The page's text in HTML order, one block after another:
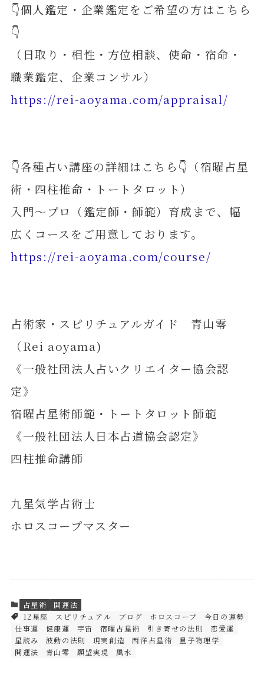
👇個人鑑定・企業鑑定をご希望の方はこちら
👇
（日取り・相性・方位相談、使命・宿命・
職業鑑定、企業コンサル）
https://rei-aoyama.com/appraisal/
👇各種占い講座の詳細はこちら👇（宿曜占星
術・四柱推命・トートタロット）
入門～プロ（鑑定師・師範）育成まで、幅
広くコースをご用意しております。
https://rei-aoyama.com/course/
占術家・スピリチュアルガイド 青山零
（Rei aoyama)
《一般社団法人占いクリエイター協会認
定》
宿曜占星術師範・トートタロット師範
《一般社団法人日本占道協会認定》
四柱推命講師
九星気学占術士
ホロスコープマスター
占星術
開運法
12星座
スピリチュアル ブログ ホロスコープ
今日の運勢
仕事運
健康運 宇宙 宿曜占星術 引き寄せの法則
恋愛運
星読み
波動の法則 現実創造 西洋占星術
量子物理学
開運法
青山零 願望実現 風水